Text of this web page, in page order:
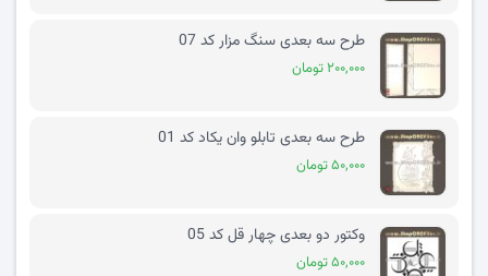
طرح سه بعدی سنگ مزار کد 07
۲۰۰,۰۰۰ تومان
طرح سه بعدی تابلو وان یکاد کد 01
۵۰,۰۰۰ تومان
وکتور دو بعدی چهار قل کد 05
۵۰,۰۰۰ تومان